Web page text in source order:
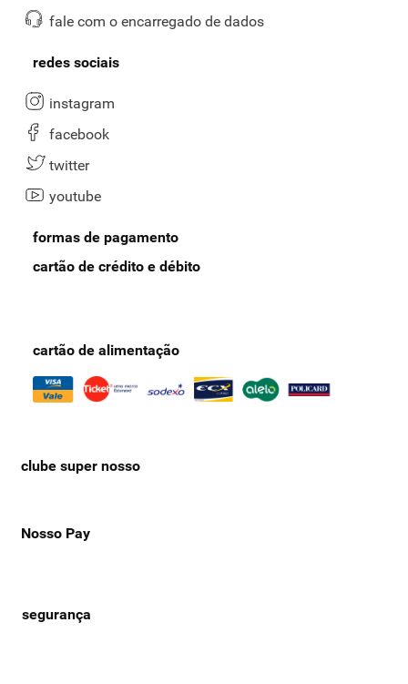
fale com o encarregado de dados
redes sociais
instagram
facebook
twitter
youtube
formas de pagamento
cartão de crédito e débito
cartão de alimentação
clube super nosso
Nosso Pay